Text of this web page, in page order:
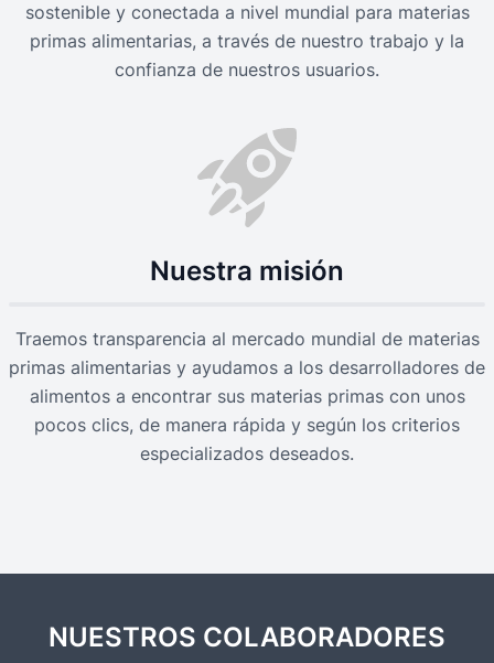
sostenible y conectada a nivel mundial para materias
primas alimentarias, a través de nuestro trabajo y la
confianza de nuestros usuarios.
Nuestra misión
Traemos transparencia al mercado mundial de materias
primas alimentarias y ayudamos a los desarrolladores de
alimentos a encontrar sus materias primas con unos
pocos clics, de manera rápida y según los criterios
especializados deseados.
NUESTROS COLABORADORES